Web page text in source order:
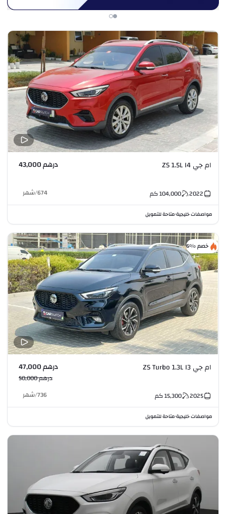
ام جي ZS 1.5L I4 درهم 43,000
2022
104,000كم 674
/شهر
مواصفات خليجية•متاحة للتمويل
خصم %6
ام جي ZS Turbo 1.3L I3 درهم 47,000
درهم 50,000
2025
15,300كم 736
/شهر
مواصفات خليجية•متاحة للتمويل